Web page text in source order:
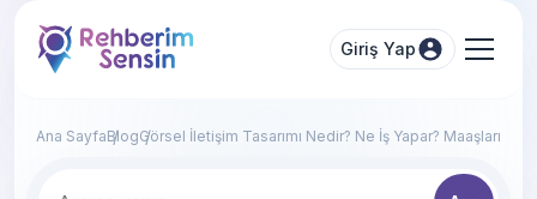
Giriş Yap
Ana SayfaBlogGörsel İletişim Tasarımı Nedir? Ne İş Yapar? Maaşları